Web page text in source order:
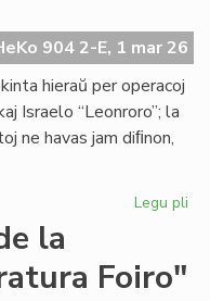
904 2-E, 1 mar 26
hieraŭ per operacoj
Israelo “Leonroro”; la
ne havas jam diﬁnon,
Legu pli
la
Foiro"